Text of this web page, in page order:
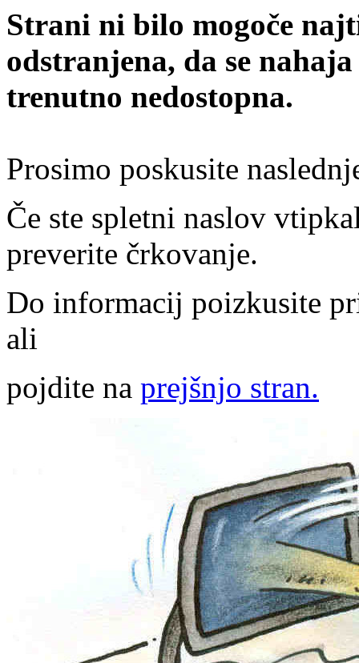
Strani ni bilo mogoče
odstranjena, da se
trenutno nedostopna.
Prosimo poskusite
Če ste spletni naslov
preverite črkovanje.
Do informacij poizkusite
ali
pojdite na prejšnjo stran.